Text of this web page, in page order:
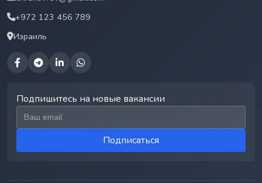
+972 123 456 789
Израиль
Подпишитесь на новые вакансии
Email для подписки
Подписаться